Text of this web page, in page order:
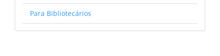
Para Bibliotecários